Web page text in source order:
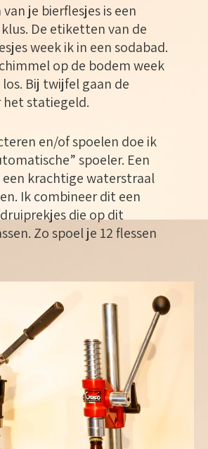
je bierflesjes is een
De etiketten van de
week ik in een sodabad.
op de bodem week
Bij twijfel gaan de
het statiegeld.
en/of spoelen doe ik
spoeler. Een
krachtige waterstraal
Ik combineer dit een
die op dit
Zo spoel je 12 flessen